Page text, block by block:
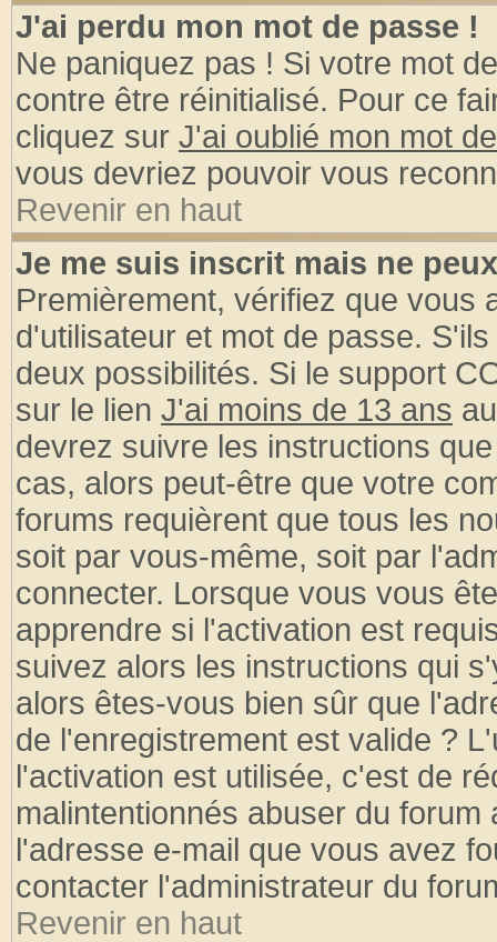
J'ai perdu mon mot de passe !
Ne paniquez pas ! Si votre mot
contre être réinitialisé. Pour ce
cliquez sur J'ai oublié mon mot
vous devriez pouvoir vous
Revenir en haut
Je me suis inscrit mais ne
Premièrement, vérifiez que vous
d'utilisateur et mot de passe.
deux possibilités. Si le support
sur le lien J'ai moins de 13 ans
devrez suivre les instructions
cas, alors peut-être que votre
forums requièrent que tous les
soit par vous-même, soit par
connecter. Lorsque vous vous
apprendre si l'activation est
suivez alors les instructions qui
alors êtes-vous bien sûr que
de l'enregistrement est valide ?
l'activation est utilisée, c'est de
malintentionnés abuser du
l'adresse e-mail que vous avez
contacter l'administrateur du
Revenir en haut